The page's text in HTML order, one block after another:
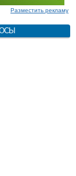
Разместить рекламу